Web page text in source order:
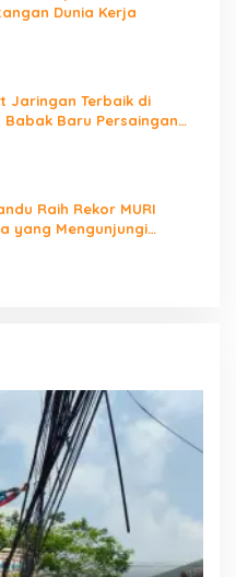
Dunia Kerja
Jaringan Terbaik di
Babak Baru Persaingan
Raih Rekor MURI
yang Mengunjungi